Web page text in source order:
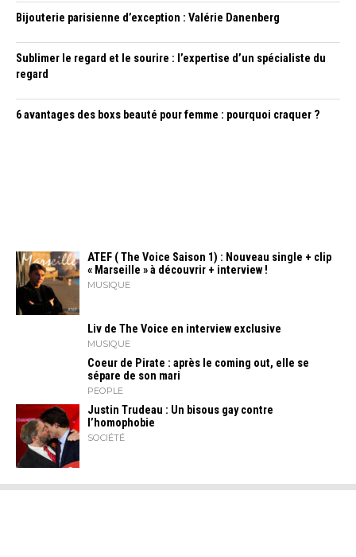
Bijouterie parisienne d’exception : Valérie Danenberg
Sublimer le regard et le sourire : l’expertise d’un spécialiste du
regard
6 avantages des boxs beauté pour femme : pourquoi craquer ?
ATEF ( The Voice Saison 1) : Nouveau single + clip
« Marseille » à découvrir + interview !
MUSIQUE
Liv de The Voice en interview exclusive
MUSIQUE
Coeur de Pirate : après le coming out, elle se
sépare de son mari
PEOPLE
Justin Trudeau : Un bisous gay contre
l’homophobie
SOCIÉTÉ